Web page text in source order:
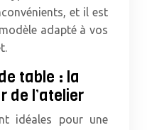
et il est
adapté à vos
table : la
de l’atelier
idéales pour une